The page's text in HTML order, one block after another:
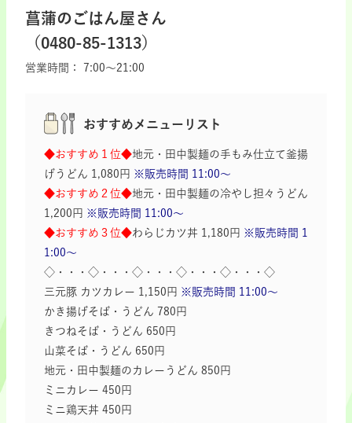
菖蒲のごはん屋さん
（0480-85-1313）
営業時間： 7:00～21:00
おすすめメニューリスト
◆おすすめ１位◆地元・田中製麺の手もみ仕立て釜揚
げうどん 1,080円 ※販売時間 11:00～
◆おすすめ２位◆地元・田中製麺の冷やし担々うどん
1,200円 ※販売時間 11:00～
◆おすすめ３位◆わらじカツ丼 1,180円 ※販売時間 1
1:00～
◇・・・◇・・・◇・・・◇・・・◇・・・◇
三元豚 カツカレー 1,150円 ※販売時間 11:00～
かき揚げそば・うどん 780円
きつねそば・うどん 650円
山菜そば・うどん 650円
地元・田中製麺のカレーうどん 850円
ミニカレー 450円
ミニ鶏天丼 450円